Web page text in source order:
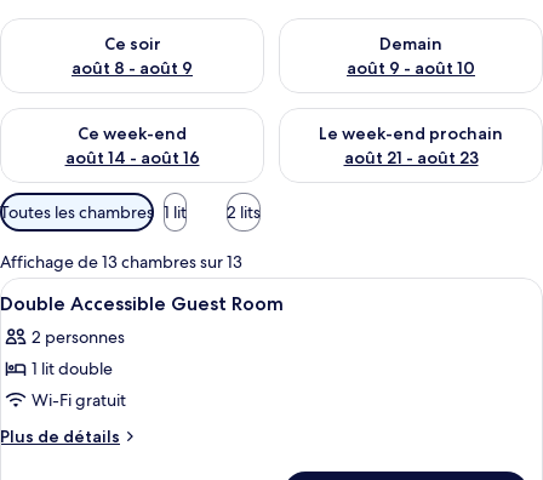
Ce soir
août 8 - août 9
Vérifier la disponibilité pour ce soir août 8 - août 9
Demain
août 9 - août 10
Vérifier la disponibilité pour
Ce week-end
août 14 - août 16
Vérifier la disponibilité pour ce week-end août 14 - août 16
Le week-end prochain
août 21 - août 23
Vérifier la disponibilité pour
Filtres
disponibles
pour
les
chambres
Toutes les chambres 1 lit 2 lits
Affichage de 13 chambres sur 13
Afficher
toutes
les
photos
pour
ce
Une chambre d’hôtel avec un
10
Double Accessible Guest Room
2 personnes
1 lit double
Wi-Fi gratuit
Plus de détails
Plus